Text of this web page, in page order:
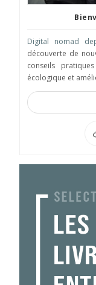
Digital nomad
découverte de
conseils
écologique et